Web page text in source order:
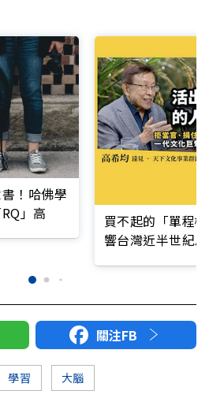
！哈佛學
」高
買不起的「單程
響台灣近半世紀
關注FB
學習 大腦